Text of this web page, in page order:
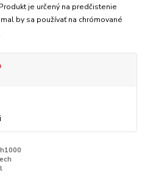
je určený na predčistenie
by sa používať na chrómované